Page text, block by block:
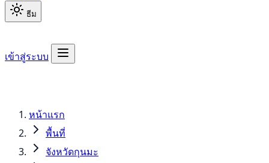
ธีม
เข้าสู่ระบบ
หน้าแรก
พื้นที่
จังหวัดกุนมะ